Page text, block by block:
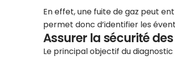
En effet, une fuite de gaz peut
permet donc d’identifier les
Assurer la sécurité
Le principal objectif du